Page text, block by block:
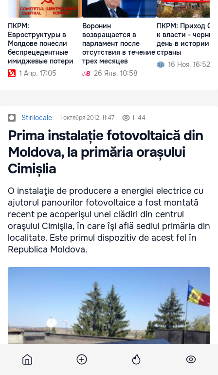
ПКРМ:
Евроструктуры в
Молдове понесли
беспрецедентные
имиджевые потери
1 Апр. 17:05
Воронин
возвращается в
парламент после
отсутствия в течение
трех месяцев
26 Янв. 10:58
ПКРМ: Приход
к власти - черный
день в истории
страны
16 Ноя. 16:52
Stirilocale 1 октября 2012, 11:47 1 144
Prima instalație fotovoltaică din
Moldova, la primăria orașului
Cimișlia
O instalaţie de producere a energiei electrice cu
ajutorul panourilor fotovoltaice a fost montată
recent pe acoperişul unei clădiri din centrul
oraşului Cimişlia, în care îşi află sediul primăria din
localitate. Este primul dispozitiv de acest fel în
Republica Moldova.